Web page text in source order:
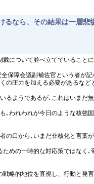
るなら、その結果は一層悲
について並べ立てていること
全保障会議副補佐官という者
の圧力を加える必要があるなど
るようであるが､これはいまだ
､われわれが今日のような核
の口から､いまだ非核化と言
めの一時的な対応策ではなく
略的地位を直視し、行動と発